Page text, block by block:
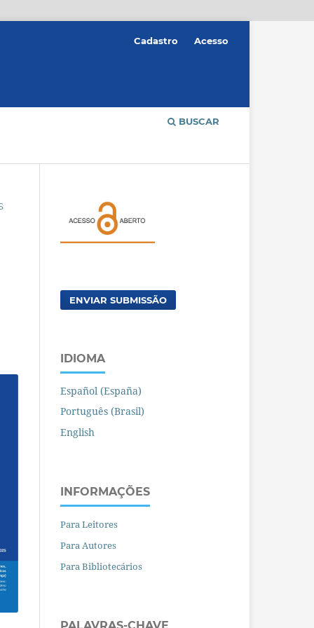
BUSCAR
Cadastro Acesso
ENVIAR SUBMISSÃO
IDIOMA
Español (España)
Português (Brasil)
English
INFORMAÇÕES
Para Leitores
Para Autores
Para Bibliotecários